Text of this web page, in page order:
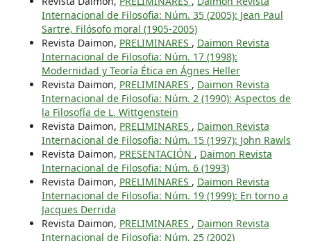
Internacional de Filosofia: Núm. 35 (2005): Jean Paul
Sartre, Filósofo moral (1905-2005)
Revista Daimon, PRELIMINARES , Daimon Revista
Internacional de Filosofia: Núm. 17 (1998):
Modernidad y Teoría Ética en Ágnes Heller
Revista Daimon, PRELIMINARES , Daimon Revista
Internacional de Filosofia: Núm. 2 (1990): Aspectos de
la Filosofía de L. Wittgenstein
Revista Daimon, PRELIMINARES , Daimon Revista
Internacional de Filosofia: Núm. 15 (1997): John Rawls
Revista Daimon, PRESENTACIÓN , Daimon Revista
Internacional de Filosofia: Núm. 6 (1993)
Revista Daimon, PRELIMINARES , Daimon Revista
Internacional de Filosofia: Núm. 19 (1999): En torno a
Jacques Derrida
Revista Daimon, PRELIMINARES , Daimon Revista
Internacional de Filosofia: Núm. 25 (2002)